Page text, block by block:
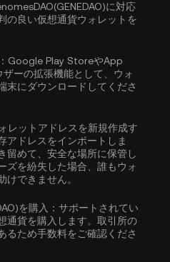
に対応
の良い仮想通貨ウォレットを
Google Play StoreやApp
ーの拡張機能として、ウォ
末にダウンロードしてくださ
レットアドレスを新規作成す
アドレスをインポートしま
留めて、安全な場所に保管し
ズを紛失した場合、誰もウォ
けできません。
を購入： サポートされてい
通貨を購入します。取引所の
るため手数料をご確認くださ